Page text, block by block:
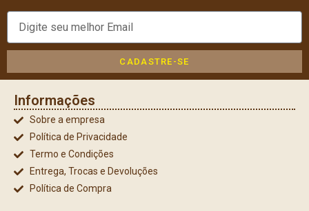
CADASTRE-SE
Informações
Sobre a empresa
Política de Privacidade
Termo e Condições
Entrega, Trocas e Devoluções
Política de Compra